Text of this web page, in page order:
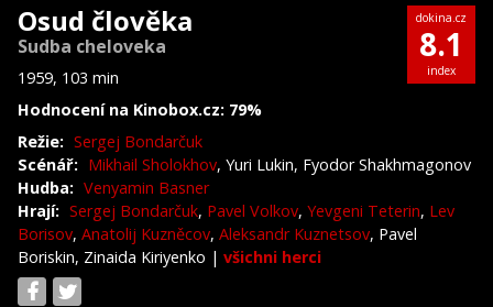
Osud člověka
Sudba cheloveka
1959, 103 min
Hodnocení na Kinobox.cz: 79%
dokina.cz
8.1
index
Režie: Sergej Bondarčuk
Scénář: Mikhail Sholokhov, Yuri Lukin, Fyodor Shakhmagonov
Hudba: Venyamin Basner
Hrají: Sergej Bondarčuk, Pavel Volkov, Yevgeni Teterin, Lev
Borisov, Anatolij Kuzněcov, Aleksandr Kuznetsov, Pavel
Boriskin, Zinaida Kiriyenko | všichni herci